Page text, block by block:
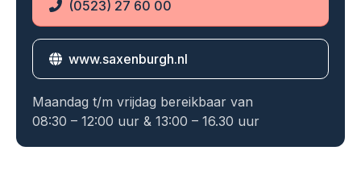
(0523) 27 60 00
Website
www.saxenburgh.nl
Maandag t/m vrijdag bereikbaar van
08:30 – 12:00 uur & 13:00 – 16.30 uur